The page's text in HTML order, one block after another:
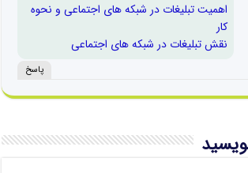
اهمیت تبلیغات در شبکه های اجتماعی و نحوه
کار
نقش تبلیغات در شبکه های اجتماعی
پاسخ